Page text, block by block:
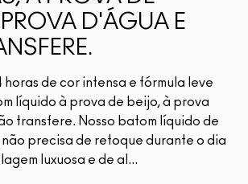
D'ÁGUA E
de cor intensa e fórmula leve
líquido à prova de beijo, à prova
transfere. Nosso batom líquido de
precisa de retoque durante o dia
luxuosa e de al...